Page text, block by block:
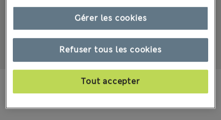
Tous les prix incluent les taxes et les frais de douanes
Refuser tous les cookies
Tout accepter
Gérer les cookies